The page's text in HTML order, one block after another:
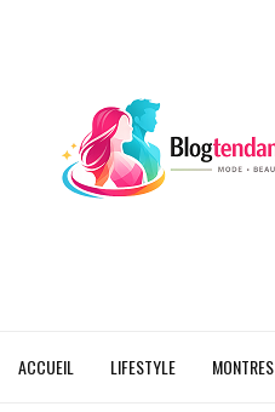
ACCUEIL LIFESTYLE MONTRES